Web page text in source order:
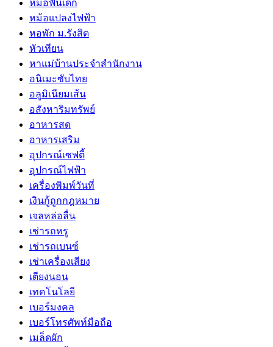
หมอฟันเด็ก
หม้อแปลงไฟฟ้า
หอพัก ม.รังสิต
หัวเทียน
หาแม่บ้านประจำสำนักงาน
อนิเมะซับไทย
อลูมิเนียมเส้น
อสังหาริมทรัพย์
อาหารสด
อาหารเสริม
อุปกรณ์เซฟตี้
อุปกรณ์ไฟฟ้า
เครื่องพิมพ์วันที่
เงินกู้ถูกกฎหมาย
เจลหล่อลื่น
เช่ารถหรู
เช่ารถเบนซ์
เช่าเครื่องเสียง
เตียงนอน
เทคโนโลยี
เบอร์มงคล
เบอร์โทรศัพท์มือถือ
เมล็ดผัก